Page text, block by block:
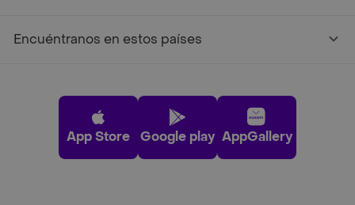
Encuéntranos en estos países
App Store Google play AppGallery